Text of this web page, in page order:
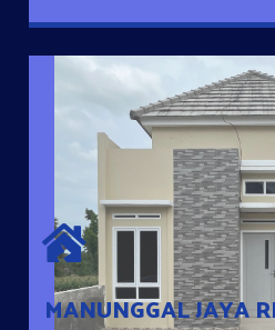
MANUNGGAL JAYA
MANUNGGAL JAYA
Cluster Exclusive dengan one Gate
mini dan memiliki jarak 200m dari
dengan pusat kota